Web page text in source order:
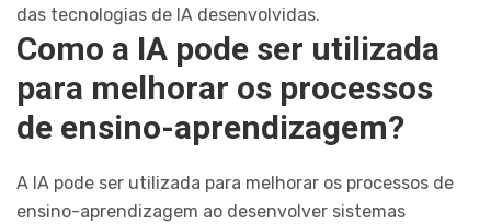
das tecnologias de IA desenvolvidas.
Como a IA pode ser utilizada
para melhorar os processos
de ensino-aprendizagem?
A IA pode ser utilizada para melhorar os processos de
ensino-aprendizagem ao desenvolver sistemas